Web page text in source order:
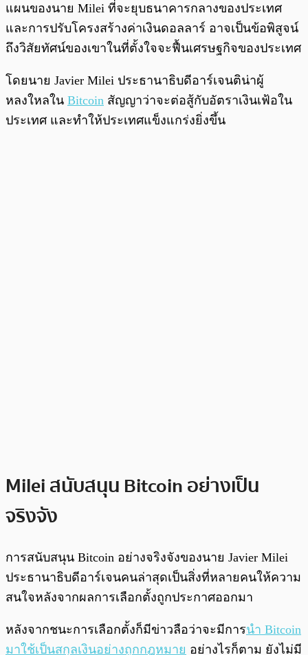
แผนของนาย Milei ที่จะยุบธนาคารกลางของประเทศ
และการปรับโครงสร้างค่าเงินดอลลาร์ อาจเป็นข้อพิสูจน์
ถึงวิสัยทัศน์ของเขาในที่ตั้งใจจะฟื้นเศรษฐกิจของประเทศ
โดยนาย Javier Milei ประธานาธิบดีอาร์เจนติน่าผู้
หลงใหลใน Bitcoin สัญญาว่าจะต่อสู้กับอัตราเงินเฟ้อใน
ประเทศ และทำให้ประเทศแข็งแกร่งยิ่งขึ้น
Milei สนับสนุน Bitcoin อย่างเป็น
จริงจัง
การสนับสนุน Bitcoin อย่างจริงจังของนาย Javier Milei
ประธานาธิบดีอาร์เจนคนล่าสุดเป็นสิ่งที่หลายคนให้ความ
สนใจหลังจากผลการเลือกตั้งถูกประกาศออกมา
หลังจากชนะการเลือกตั้งก็มีข่าวลือว่าจะมีการนำ Bitcoin
มาใช้เป็นสกุลเงินอย่างถูกกฎหมาย อย่างไรก็ตาม ยังไม่มี